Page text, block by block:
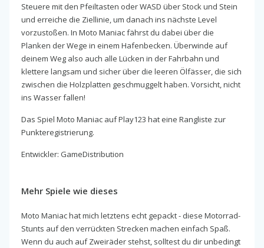
Steuere mit den Pfeiltasten oder WASD über Stock und Stein
und erreiche die Ziellinie, um danach ins nächste Level
vorzustoßen. In Moto Maniac fährst du dabei über die
Planken der Wege in einem Hafenbecken. Überwinde auf
deinem Weg also auch alle Lücken in der Fahrbahn und
klettere langsam und sicher über die leeren Ölfässer, die sich
zwischen die Holzplatten geschmuggelt haben. Vorsicht, nicht
ins Wasser fallen!
Das Spiel Moto Maniac auf Play123 hat eine Rangliste zur
Punkteregistrierung.
Entwickler: GameDistribution
Mehr Spiele wie dieses
Moto Maniac hat mich letztens echt gepackt - diese Motorrad-
Stunts auf den verrückten Strecken machen einfach Spaß.
Wenn du auch auf Zweiräder stehst, solltest du dir unbedingt